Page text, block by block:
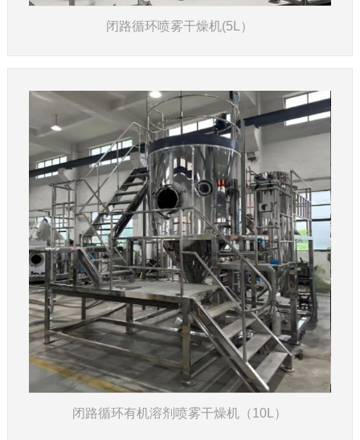
闭路循环喷雾干燥机(5L）
闭路循环有机溶剂喷雾干燥机（10L）
了解详情